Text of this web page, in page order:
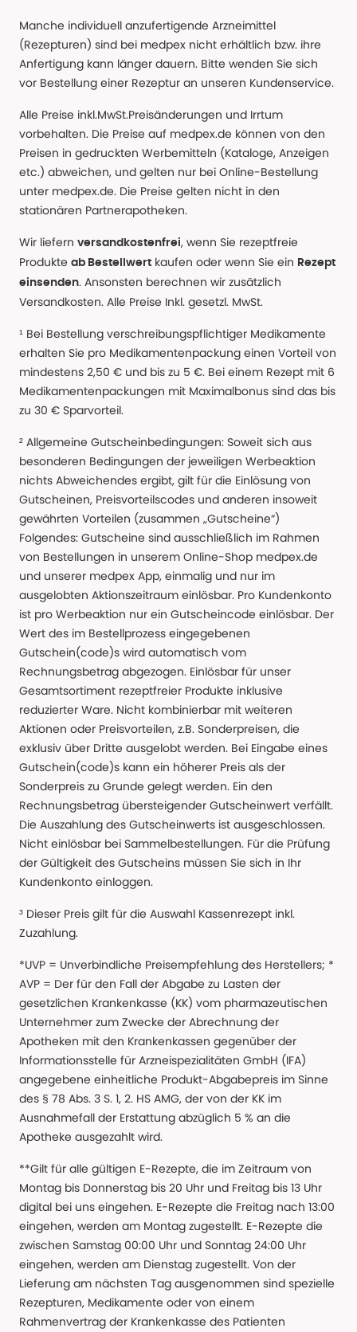
Manche individuell anzufertigende Arzneimittel
(Rezepturen) sind bei medpex nicht erhältlich bzw. ihre
Anfertigung kann länger dauern. Bitte wenden Sie sich
vor Bestellung einer Rezeptur an unseren Kundenservice.
Alle Preise inkl.MwSt.Preisänderungen und Irrtum
vorbehalten. Die Preise auf medpex.de können von den
Preisen in gedruckten Werbemitteln (Kataloge, Anzeigen
etc.) abweichen, und gelten nur bei Online-Bestellung
unter medpex.de. Die Preise gelten nicht in den
stationären Partnerapotheken.
Wir liefern versandkostenfrei, wenn Sie rezeptfreie
Produkte ab Bestellwert kaufen oder wenn Sie ein Rezept
einsenden. Ansonsten berechnen wir zusätzlich
Versandkosten. Alle Preise Inkl. gesetzl. MwSt.
¹ Bei Bestellung verschreibungspflichtiger Medikamente
erhalten Sie pro Medikamentenpackung einen Vorteil von
mindestens 2,50 € und bis zu 5 €. Bei einem Rezept mit 6
Medikamentenpackungen mit Maximalbonus sind das bis
zu 30 € Sparvorteil.
² Allgemeine Gutscheinbedingungen: Soweit sich aus
besonderen Bedingungen der jeweiligen Werbeaktion
nichts Abweichendes ergibt, gilt für die Einlösung von
Gutscheinen, Preisvorteilscodes und anderen insoweit
gewährten Vorteilen (zusammen „Gutscheine“)
Folgendes: Gutscheine sind ausschließlich im Rahmen
von Bestellungen in unserem Online-Shop medpex.de
und unserer medpex App, einmalig und nur im
ausgelobten Aktionszeitraum einlösbar. Pro Kundenkonto
ist pro Werbeaktion nur ein Gutscheincode einlösbar. Der
Wert des im Bestellprozess eingegebenen
Gutschein(code)s wird automatisch vom
Rechnungsbetrag abgezogen. Einlösbar für unser
Gesamtsortiment rezeptfreier Produkte inklusive
reduzierter Ware. Nicht kombinierbar mit weiteren
Aktionen oder Preisvorteilen, z.B. Sonderpreisen, die
exklusiv über Dritte ausgelobt werden. Bei Eingabe eines
Gutschein(code)s kann ein höherer Preis als der
Sonderpreis zu Grunde gelegt werden. Ein den
Rechnungsbetrag übersteigender Gutscheinwert verfällt.
Die Auszahlung des Gutscheinwerts ist ausgeschlossen.
Nicht einlösbar bei Sammelbestellungen. Für die Prüfung
der Gültigkeit des Gutscheins müssen Sie sich in Ihr
Kundenkonto einloggen.
³ Dieser Preis gilt für die Auswahl Kassenrezept inkl.
Zuzahlung.
*UVP = Unverbindliche Preisempfehlung des Herstellers; *
AVP = Der für den Fall der Abgabe zu Lasten der
gesetzlichen Krankenkasse (KK) vom pharmazeutischen
Unternehmer zum Zwecke der Abrechnung der
Apotheken mit den Krankenkassen gegenüber der
Informationsstelle für Arzneispezialitäten GmbH (IFA)
angegebene einheitliche Produkt-Abgabepreis im Sinne
des § 78 Abs. 3 S. 1, 2. HS AMG, der von der KK im
Ausnahmefall der Erstattung abzüglich 5 % an die
Apotheke ausgezahlt wird.
**Gilt für alle gültigen E-Rezepte, die im Zeitraum von
Montag bis Donnerstag bis 20 Uhr und Freitag bis 13 Uhr
digital bei uns eingehen. E-Rezepte die Freitag nach 13:00
eingehen, werden am Montag zugestellt. E-Rezepte die
zwischen Samstag 00:00 Uhr und Sonntag 24:00 Uhr
eingehen, werden am Dienstag zugestellt. Von der
Lieferung am nächsten Tag ausgenommen sind spezielle
Rezepturen, Medikamente oder von einem
Rahmenvertrag der Krankenkasse des Patienten